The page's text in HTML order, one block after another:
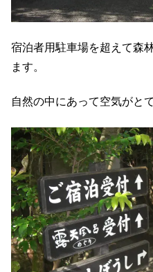
宿泊者用駐車場を超えて森
ます。
自然の中にあって空気がと